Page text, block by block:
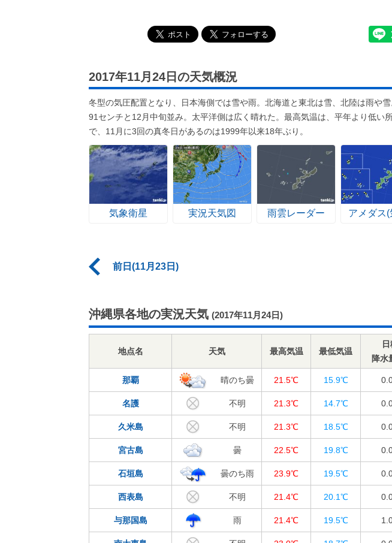
2017年11月24日の天気概況
冬型の気圧配置となり、日本海側では雪や雨。北海道と東北は雪、北陸は雨や
91センチと12月中旬並み。太平洋側は広く晴れた。最高気温は、平年より低い
で、11月に3回の真冬日があるのは1999年以来18年ぶり。
気象衛星 実況天気図 雨雲レーダー アメダス(
前日(11月23日)
沖縄県各地の実況天気 (2017年11月24日)
地点名 天気 最高気温 最低気温
降水
那覇 晴のち曇 21.5℃ 15.9℃
名護 不明 21.3℃ 14.7℃
久米島 不明 21.3℃ 18.5℃
宮古島 曇 22.5℃ 19.8℃
石垣島 曇のち雨 23.9℃ 19.5℃
西表島 不明 21.4℃ 20.1℃
与那国島 雨 21.4℃ 19.5℃